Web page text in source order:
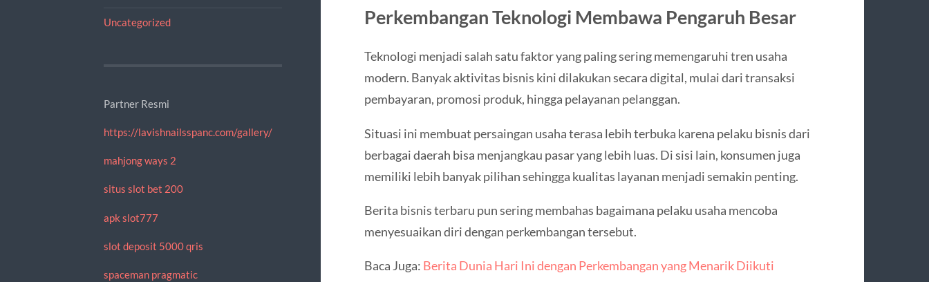
Uncategorized
Partner Resmi
https://lavishnailsspanc.com/gallery/
mahjong ways 2
situs slot bet 200
apk slot777
slot deposit 5000 qris
spaceman pragmatic
Perkembangan Teknologi Membawa Pengaruh Besar
Teknologi menjadi salah satu faktor yang paling sering memengaruhi tren usaha
modern. Banyak aktivitas bisnis kini dilakukan secara digital, mulai dari transaksi
pembayaran, promosi produk, hingga pelayanan pelanggan.
Situasi ini membuat persaingan usaha terasa lebih terbuka karena pelaku bisnis dari
berbagai daerah bisa menjangkau pasar yang lebih luas. Di sisi lain, konsumen juga
memiliki lebih banyak pilihan sehingga kualitas layanan menjadi semakin penting.
Berita bisnis terbaru pun sering membahas bagaimana pelaku usaha mencoba
menyesuaikan diri dengan perkembangan tersebut.
Baca Juga: Berita Dunia Hari Ini dengan Perkembangan yang Menarik Diikuti